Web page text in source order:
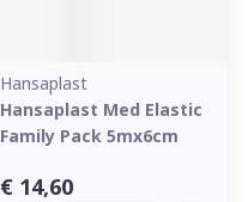
Hansaplast
Hansaplast Med Elastic
Family Pack 5mx6cm
€ 14,60